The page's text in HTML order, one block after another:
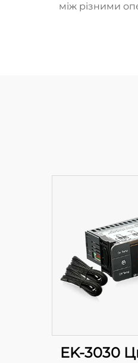
між різними
EK-3030